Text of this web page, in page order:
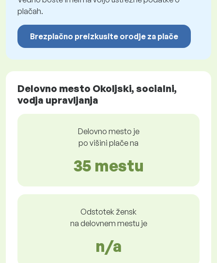
plačah.
Brezplačno preizkusite orodje za plače
Delovno mesto Okoljski, socialni,
vodja upravljanja
Delovno mesto je
po višini plače na
35 mestu
Odstotek žensk
na delovnem mestu je
n/a